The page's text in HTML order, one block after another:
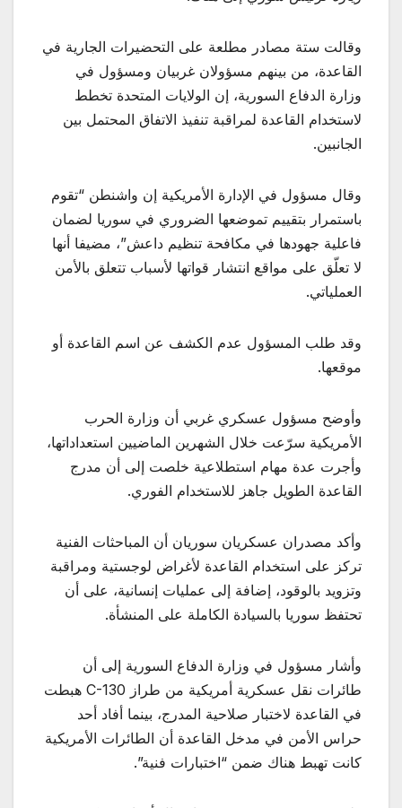
وقالت ستة مصادر مطلعة على التحضيرات الجارية في
القاعدة، من بينهم مسؤولان غربيان ومسؤول في
وزارة الدفاع السورية، إن الولايات المتحدة تخطط
لاستخدام القاعدة لمراقبة تنفيذ الاتفاق المحتمل بين
الجانبين.
وقال مسؤول في الإدارة الأمريكية إن واشنطن “تقوم
باستمرار بتقييم تموضعها الضروري في سوريا لضمان
فاعلية جهودها في مكافحة تنظيم داعش”، مضيفا أنها
لا تعلّق على مواقع انتشار قواتها لأسباب تتعلق بالأمن
العملياتي.
وقد طلب المسؤول عدم الكشف عن اسم القاعدة أو
موقعها.
وأوضح مسؤول عسكري غربي أن وزارة الحرب
الأمريكية سرّعت خلال الشهرين الماضيين استعداداتها،
وأجرت عدة مهام استطلاعية خلصت إلى أن مدرج
القاعدة الطويل جاهز للاستخدام الفوري.
وأكد مصدران عسكريان سوريان أن المباحثات الفنية
تركز على استخدام القاعدة لأغراض لوجستية ومراقبة
وتزويد بالوقود، إضافة إلى عمليات إنسانية، على أن
تحتفظ سوريا بالسيادة الكاملة على المنشأة.
وأشار مسؤول في وزارة الدفاع السورية إلى أن
طائرات نقل عسكرية أمريكية من طراز C-130 هبطت
في القاعدة لاختبار صلاحية المدرج، بينما أفاد أحد
حراس الأمن في مدخل القاعدة أن الطائرات الأمريكية
كانت تهبط هناك ضمن “اختبارات فنية”.